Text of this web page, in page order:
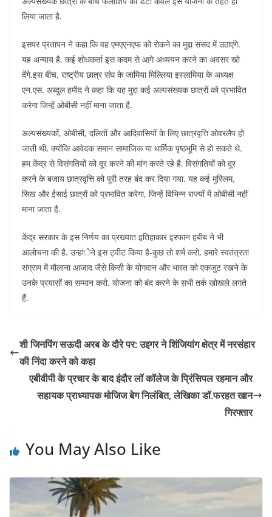
लिया जाता है.
इसपर प्रतापन ने कहा कि वह एमएएनएफ को रोकने का मुद्दा संसद में उठाएंगे.
यह अन्याय है. कई शोधकर्ता इस कदम से आगे अध्ययन करने का अवसर खो
देंगे.इस बीच, राष्ट्रीय छात्र संघ के जामिया मिल्लिया इस्लामिया के अध्यक्ष
एन.एस. अब्दुल हमीद ने कहा कि यह मुद्दा कई अल्पसंख्यक छात्रों को प्रभावित
करेगा जिन्हें ओबीसी नहीं माना जाता है.
अल्पसंख्यकों, ओबीसी, दलितों और आदिवासियों के लिए छात्रवृत्ति ओवरलैप हो
जाती थी, क्योंकि आवेदक समान सामाजिक या धार्मिक पृष्ठभूमि से हो सकते थे.
हम केंद्र से विसंगतियों को दूर करने की मांग करते रहे है. विसंगतियों को दूर
करने के बजाय छात्रवृत्ति को पूरी तरह बंद कर दिया गया. यह कई मुस्लिम,
सिख और ईसाई छात्रों को प्रभावित करेगा, जिन्हें विभिन्न राज्यों में ओबीसी नहीं
माना जाता है.
केंद्र सरकार के इस निर्णय का प्रख्यात इतिहाकार इरफान हबीब ने भी
आलोचना की है. उन्हांेने इस ट्वीट किया है-कुछ तो शर्म करो, हमारे स्वतंत्रता
संग्राम में मौलाना आजाद जैसे किसी के योगदान और भारत को एकजुट रखने के
उनके प्रयासों का सम्मान करो. योजना को बंद करने के सभी तर्क खोखले लगते
हैं.
शी जिनपिंग सऊदी अरब के दौरे पर: उइगर ने शिंजियांग क्षेत्र में नरसंहार
की निंदा करने को कहा
एबीवीपी के प्रचार के बाद इंदौर लॉ कॉलेज के प्रिंसिपल रहमान और
सहायक प्राध्यापक मोजिज बेग निलंबित, लेखिका डॉ.फरहत खान
गिरफ्तार
You May Also Like